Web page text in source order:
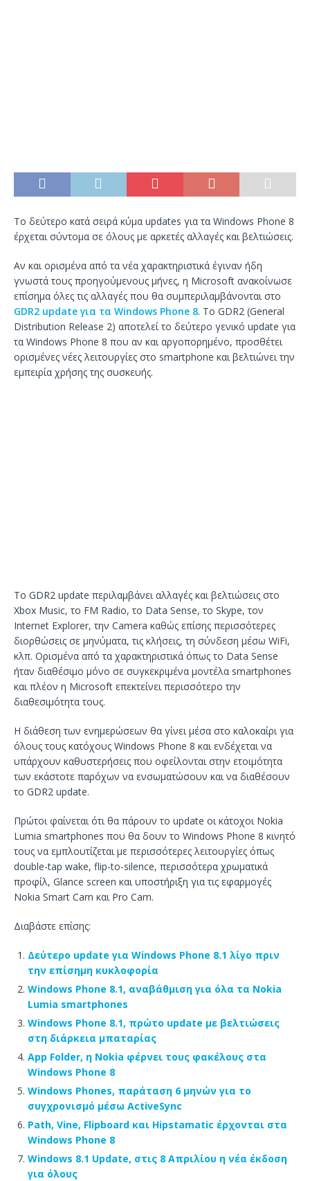
Το δεύτερο κατά σειρά κύμα updates για τα Windows Phone 8
έρχεται σύντομα σε όλους με αρκετές αλλαγές και βελτιώσεις.
Αν και ορισμένα από τα νέα χαρακτηριστικά έγιναν ήδη
γνωστά τους προηγούμενους μήνες, η Microsoft ανακοίνωσε
επίσημα όλες τις αλλαγές που θα συμπεριλαμβάνονται στο
GDR2 update για τα Windows Phone 8. Το GDR2 (General
Distribution Release 2) αποτελεί το δεύτερο γενικό update για
τα Windows Phone 8 που αν και αργοπορημένο, προσθέτει
ορισμένες νέες λειτουργίες στο smartphone και βελτιώνει την
εμπειρία χρήσης της συσκευής.
To GDR2 update περιλαμβάνει αλλαγές και βελτιώσεις στο
Xbox Music, το FM Radio, το Data Sense, το Skype, τον
Internet Explorer, την Camera καθώς επίσης περισσότερες
διορθώσεις σε μηνύματα, τις κλήσεις, τη σύνδεση μέσω WiFi,
κλπ. Ορισμένα από τα χαρακτηριστικά όπως το Data Sense
ήταν διαθέσιμο μόνο σε συγκεκριμένα μοντέλα smartphones
και πλέον η Microsoft επεκτείνει περισσότερο την
διαθεσιμότητα τους.
Η διάθεση των ενημερώσεων θα γίνει μέσα στο καλοκαίρι για
όλους τους κατόχους Windows Phone 8 και ενδέχεται να
υπάρχουν καθυστερήσεις που οφείλονται στην ετοιμότητα
των εκάστοτε παρόχων να ενσωματώσουν και να διαθέσουν
το GDR2 update.
Πρώτοι φαίνεται ότι θα πάρουν το update οι κάτοχοι Nokia
Lumia smartphones που θα δουν το Windows Phone 8 κινητό
τους να εμπλουτίζεται με περισσότερες λειτουργίες όπως
double-tap wake, flip-to-silence, περισσότερα χρωματικά
προφίλ, Glance screen και υποστήριξη για τις εφαρμογές
Nokia Smart Cam και Pro Cam.
Διαβάστε επίσης:
Δεύτερο update για Windows Phone 8.1 λίγο πριν
την επίσημη κυκλοφορία
Windows Phone 8.1, αναβάθμιση για όλα τα Nokia
Lumia smartphones
Windows Phone 8.1, πρώτο update με βελτιώσεις
στη διάρκεια μπαταρίας
App Folder, η Nokia φέρνει τους φακέλους στα
Windows Phone 8
Windows Phones, παράταση 6 μηνών για το
συγχρονισμό μέσω ActiveSync
Path, Vine, Flipboard και Hipstamatic έρχονται στα
Windows Phone 8
Windows 8.1 Update, στις 8 Απριλίου η νέα έκδοση
για όλους